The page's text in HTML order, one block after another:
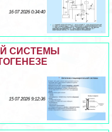
16 07 2026 0:34:40
СИСТЕМЫ
15 07 2026 9:12:36